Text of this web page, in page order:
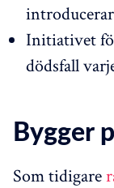
Initiativet
dödsfall
Bygger
Som tidigare